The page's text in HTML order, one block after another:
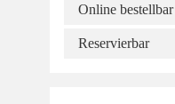
Online bestellbar
Reservierbar